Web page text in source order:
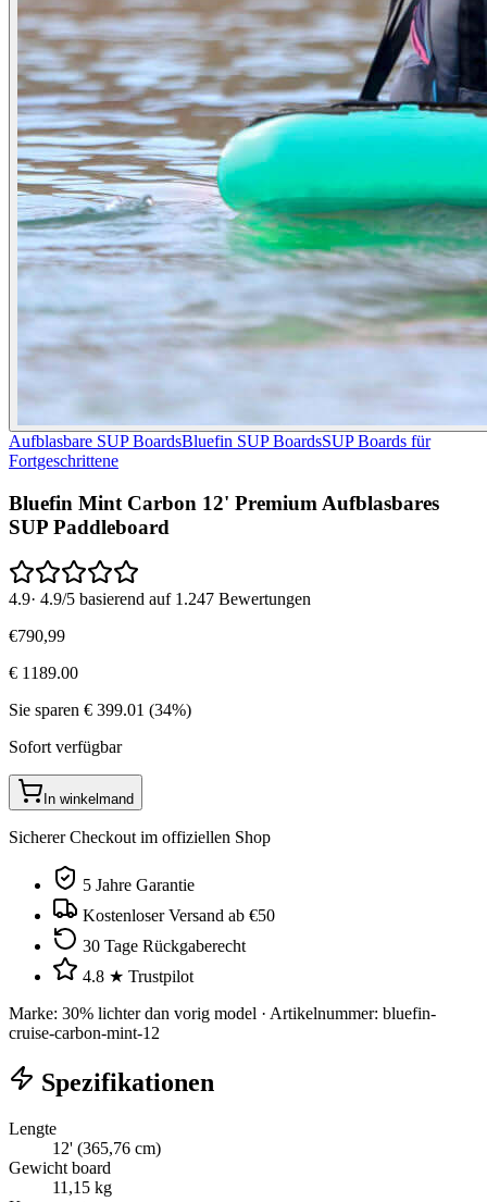
Aufblasbare SUP BoardsBluefin SUP BoardsSUP Boards für
Fortgeschrittene
Bluefin Mint Carbon 12' Premium Aufblasbares
SUP Paddleboard
4.9· 4.9/5 basierend auf 1.247 Bewertungen
€790,99
€ 1189.00
Sie sparen € 399.01 (34%)
Sofort verfügbar
In winkelmand
Sicherer Checkout im offiziellen Shop
5 Jahre Garantie
Kostenloser Versand ab €50
30 Tage Rückgaberecht
4.8 ★ Trustpilot
Marke: 30% lichter dan vorig model · Artikelnummer: bluefin-
cruise-carbon-mint-12
Spezifikationen
Lengte
12' (365,76 cm)
Gewicht board
11,15 kg